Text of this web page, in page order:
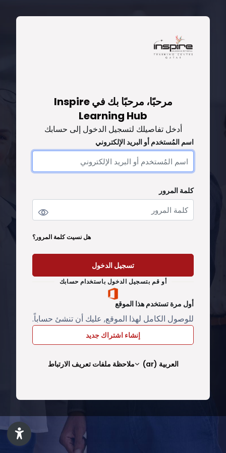
مرحبًا، مرحبًا بك في Inspire
Learning Hub
أدخل تفاصيلك لتسجيل الدخول إلى حسابك
تخطى لتنشيء حسابًا جديدًا
اسم المُستخدم أو البريد الإلكتروني
اسم المُستخدم أو البريد الإلكتروني
كلمة المرور
كلمة المرور
هل نسيت كلمة المرور؟
تسجيل الدخول
أو قم بتسجيل الدخول باستخدام حسابك
أول مرة تستخدم هذا الموقع
للوصول الكامل لهذا الموقع, عليك أن تنشئ حساباً.
إنشاء اشتراك جديد
العربية ‎(ar)‎ ملاحظة ملفات تعريف الارتباط